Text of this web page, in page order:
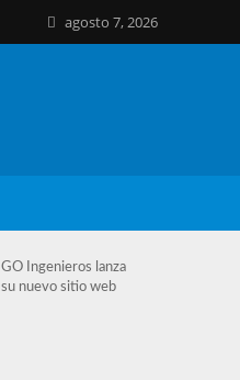
agosto 7, 2026
GO Ingenieros lanza
su nuevo sitio web